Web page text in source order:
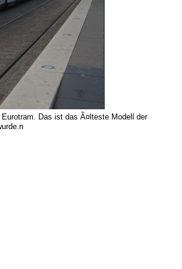
Das ist das Ã¤lteste Modell der